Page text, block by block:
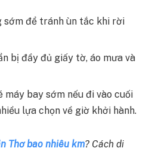
sớm để tránh ùn tắc khi rời
bị đầy đủ giấy tờ, áo mưa và
máy bay sớm nếu đi vào cuối
lựa chọn về giờ khởi hành.
Thơ bao nhiêu km? Cách di